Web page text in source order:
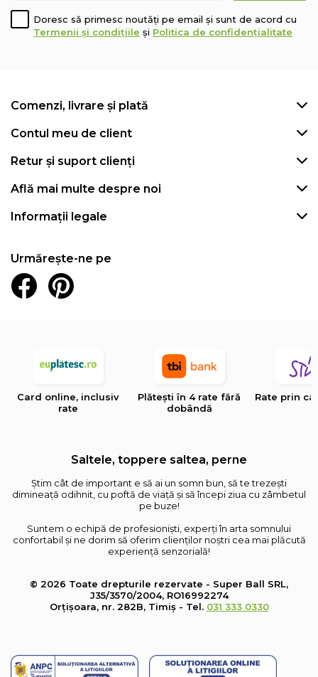
Doresc să primesc noutăți pe email și sunt de acord cu
Termenii și condițiile și Politica de confidențialitate
Comenzi, livrare și plată
Contul meu de client
Retur și suport clienți
Află mai multe despre noi
Informații legale
Urmărește-ne pe
Card online, inclusiv
rate
Plătești în 4 rate fără
dobândă
Rate prin
Saltele, toppere saltea, perne
Știm cât de important e să ai un somn bun, să te trezești
dimineață odihnit, cu poftă de viață și să începi ziua cu zâmbetul
pe buze!
Suntem o echipă de profesioniști, experți în arta somnului
confortabil și ne dorim să oferim clienților noștri cea mai plăcută
experiență senzorială!
© 2026 Toate drepturile rezervate - Super Ball SRL,
J35/3570/2004, RO16992274
Orțișoara, nr. 282B, Timiș - Tel. 031 333 0330